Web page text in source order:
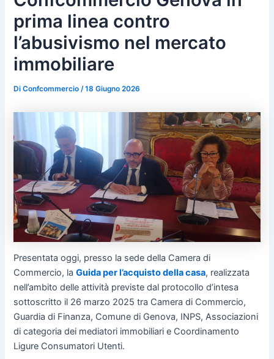
prima linea contro
l’abusivismo nel mercato
immobiliare
DiConfcommercio/18 Giugno 2026
Presentata oggi, presso la sede della Camera di
Commercio, laGuida per l’acquisto della casa, realizzata
nell’ambito delle attività previste dal protocollo d’intesa
sottoscritto il 26 marzo 2025 tra Camera di Commercio,
Guardia di Finanza, Comune di Genova, INPS, Associazioni
di categoria dei mediatori immobiliari e Coordinamento
Ligure Consumatori Utenti.